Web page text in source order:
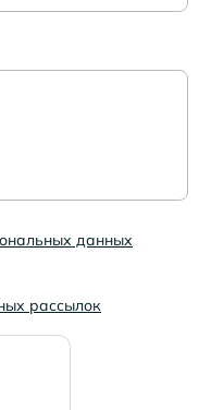
данных
рассылок